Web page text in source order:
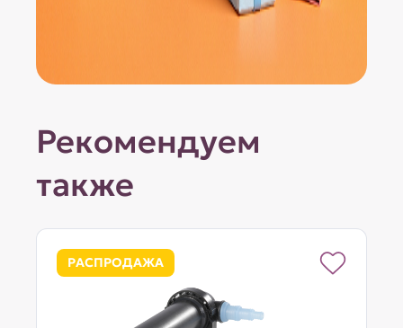
Рекомендуем
также
РАСПРОДАЖА